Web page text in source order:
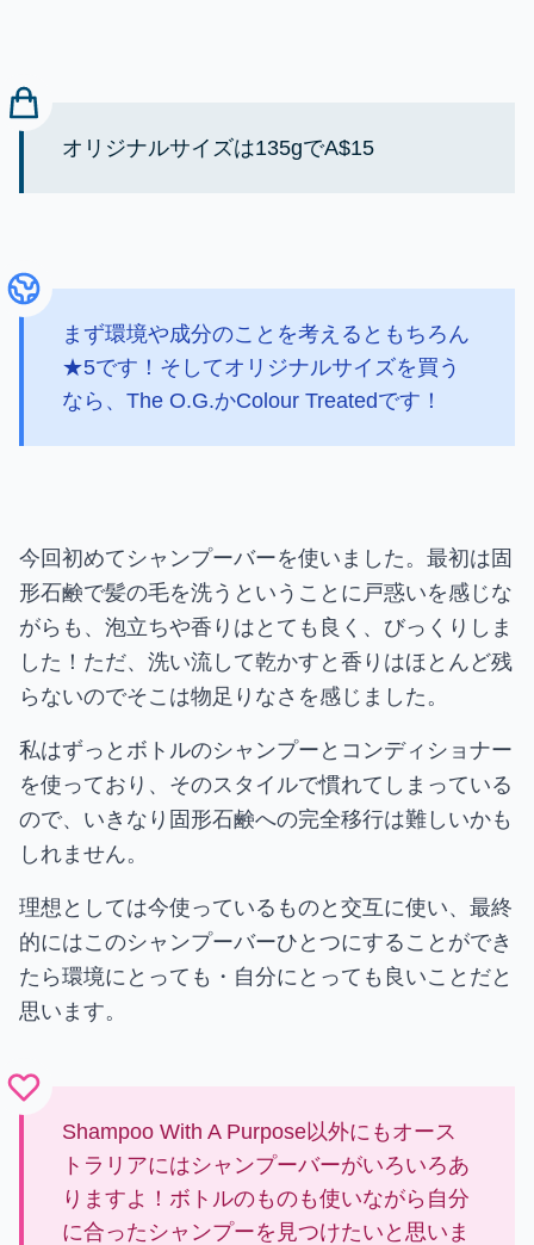
オリジナルサイズは135gでA$15
まず環境や成分のことを考えるともちろん
★5です！そしてオリジナルサイズを買う
なら、The O.G.かColour Treatedです！
今回初めてシャンプーバーを使いました。最初は固
形石鹸で髪の毛を洗うということに戸惑いを感じな
がらも、泡立ちや香りはとても良く、びっくりしま
した！ただ、洗い流して乾かすと香りはほとんど残
らないのでそこは物足りなさを感じました。
私はずっとボトルのシャンプーとコンディショナー
を使っており、そのスタイルで慣れてしまっている
ので、いきなり固形石鹸への完全移行は難しいかも
しれません。
理想としては今使っているものと交互に使い、最終
的にはこのシャンプーバーひとつにすることができ
たら環境にとっても・自分にとっても良いことだと
思います。
Shampoo With A Purpose以外にもオース
トラリアにはシャンプーバーがいろいろあ
りますよ！ボトルのものも使いながら自分
に合ったシャンプーを見つけたいと思いま